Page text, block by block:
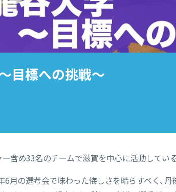
目標への挑戦～
含め33名のチームで滋賀を中心に活動している
6月の選考会で味わった悔しさを晴らすべく、